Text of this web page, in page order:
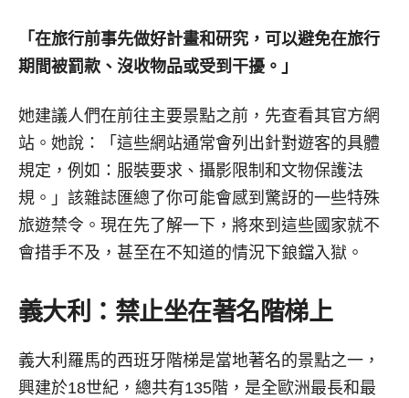
「在旅行前事先做好計畫和研究，可以避免在旅行
期間被罰款、沒收物品或受到干擾。」
她建議人們在前往主要景點之前，先查看其官方網
站。她說：「這些網站通常會列出針對遊客的具體
規定，例如：服裝要求、攝影限制和文物保護法
規。」該雜誌匯總了你可能會感到驚訝的一些特殊
旅遊禁令。現在先了解一下，將來到這些國家就不
會措手不及，甚至在不知道的情況下鋃鐺入獄。
義大利：禁止坐在著名階梯上
義大利羅馬的西班牙階梯是當地著名的景點之一，
興建於18世紀，總共有135階，是全歐洲最長和最